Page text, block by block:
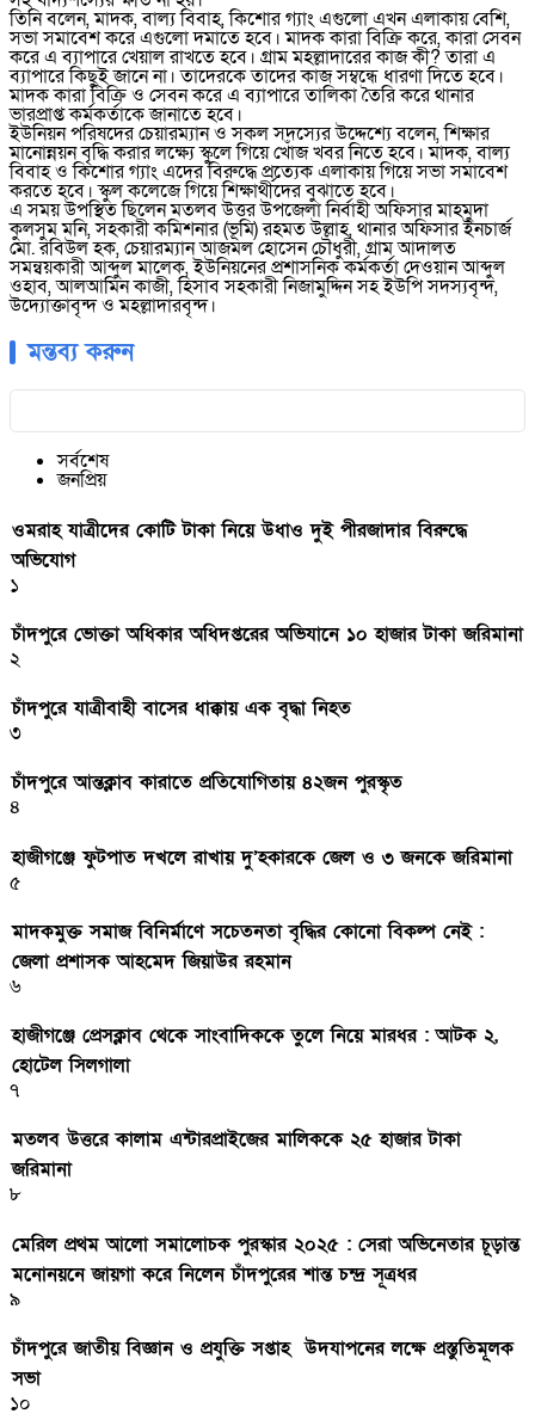
তিনি বলেন, মাদক, বাল্য বিবাহ, কিশোর গ্যাং এগুলো এখন এলাকায় বেশি,
সভা সমাবেশ করে এগুলো দমাতে হবে। মাদক কারা বিক্রি করে, কারা সেবন
করে এ ব্যাপারে খেয়াল রাখতে হবে। গ্রাম মহল্লাদারের কাজ কী? তারা এ
ব্যাপারে কিছুই জানে না। তাদেরকে তাদের কাজ সম্বন্ধে ধারণা দিতে হবে।
মাদক কারা বিক্রি ও সেবন করে এ ব্যাপারে তালিকা তৈরি করে থানার
ভারপ্রাপ্ত কর্মকর্তাকে জানাতে হবে।
ইউনিয়ন পরিষদের চেয়ারম্যান ও সকল সদস্যের উদ্দেশ্যে বলেন, শিক্ষার
মানোন্নয়ন বৃদ্ধি করার লক্ষ্যে স্কুলে গিয়ে খোঁজ খবর নিতে হবে। মাদক, বাল্য
বিবাহ ও কিশোর গ্যাং এদের বিরুদ্ধে প্রত্যেক এলাকায় গিয়ে সভা সমাবেশ
করতে হবে। স্কুল কলেজে গিয়ে শিক্ষার্থীদের বুঝাতে হবে।
এ সময় উপস্থিত ছিলেন মতলব উত্তর উপজেলা নির্বাহী অফিসার মাহমুদা
কুলসুম মনি, সহকারী কমিশনার (ভূমি) রহমত উল্লাহ, থানার অফিসার ইনচার্জ
মো. রবিউল হক, চেয়ারম্যান আজমল হোসেন চৌধুরী, গ্রাম আদালত
সমন্বয়কারী আব্দুল মালেক, ইউনিয়নের প্রশাসনিক কর্মকর্তা দেওয়ান আব্দুল
ওহাব, আলআমিন কাজী, হিসাব সহকারী নিজামুদ্দিন সহ ইউপি সদস্যবৃন্দ,
উদ্যোক্তাবৃন্দ ও মহল্লাদারবৃন্দ।
মন্তব্য করুন
সর্বশেষ
জনপ্রিয়
ওমরাহ যাত্রীদের কোটি টাকা নিয়ে উধাও দুই পীরজাদার বিরুদ্ধে
অভিযোগ
১
চাঁদপুরে ভোক্তা অধিকার অধিদপ্তরের অভিযানে ১০ হাজার টাকা জরিমানা
২
চাঁদপুরে যাত্রীবাহী বাসের ধাক্কায় এক বৃদ্ধা নিহত
৩
চাঁদপুরে আন্তক্লাব কারাতে প্রতিযোগিতায় ৪২জন পুরস্কৃত
৪
হাজীগঞ্জে ফুটপাত দখলে রাখায় দু’হকারকে জেল ও ৩ জনকে জরিমানা
৫
মাদকমুক্ত সমাজ বিনির্মাণে সচেতনতা বৃদ্ধির কোনো বিকল্প নেই :
জেলা প্রশাসক আহমেদ জিয়াউর রহমান
৬
হাজীগঞ্জে প্রেসক্লাব থেকে সাংবাদিককে তুলে নিয়ে মারধর : আটক ২,
হোটেল সিলগালা
৭
মতলব উত্তরে কালাম এন্টারপ্রাইজের মালিককে ২৫ হাজার টাকা
জরিমানা
৮
মেরিল প্রথম আলো সমালোচক পুরস্কার ২০২৫ : সেরা অভিনেতার চূড়ান্ত
মনোনয়নে জায়গা করে নিলেন চাঁদপুরের শান্ত চন্দ্র সূত্রধর
৯
চাঁদপুরে জাতীয় বিজ্ঞান ও প্রযুক্তি সপ্তাহ উদযাপনের লক্ষে প্রস্তুতিমূলক
সভা
১০